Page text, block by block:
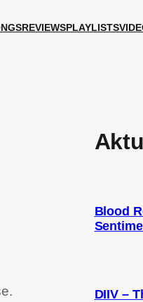
REVIEWSPLAYLISTS
Blood
DIIV –